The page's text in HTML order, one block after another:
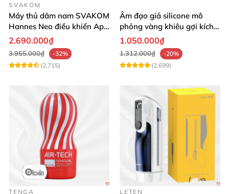
SVAKOM
Máy thủ dâm nam SVAKOM
Hannes Neo điều khiển App
tương tác
2.690.000₫
3.955.000₫
-32%
(2,715)
Âm đạo giả silicone mô
phỏng vàng khiêu gợi kích
thích mua
1.050.000₫
1.312.000₫
-20%
(2,699)
TENGA LETEN